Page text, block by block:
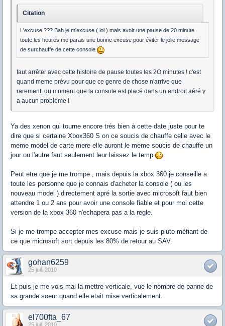
Citation
L'excuse ??? Bah je m'excuse ( lol ) mais avoir une pause de 20 minute
toute les heures me parais une bonne excuse pour éviter le jolie message
de surchauffe de cette console
faut arrêter avec cette histoire de pause toutes les 2O minutes ! c'est
quand meme prévu pour que ce genre de chose n'arrive que
rarement. du moment que la console est placé dans un endroit aéré y
a aucun problème !
Ya des xenon qui tourne encore trés bien à cette date juste pour te
dire que si certaine Xbox360 S on ce soucis de chauffe celle avec le
meme model de carte mere elle auront le meme soucis de chauffe un
jour ou l'autre faut seulement leur laissez le temp
Peut etre que je me trompe , mais depuis la xbox 360 je conseille a
toute les personne que je connais d'acheter la console ( ou les
nouveau model ) directement apré la sortie avec microsoft faut bien
attendre 1 ou 2 ans pour avoir une console fiable et pour moi cette
version de la xbox 360 n'echapera pas a la regle.
Si je me trompe accepter mes excuse mais je suis pluto méfiant de
ce que microsoft sort depuis les 80% de retour au SAV.
gohan6259
25 juil. 2010
Et puis je me vois mal la mettre verticale, vue le nombre de panne de
sa grande soeur quand elle etait mise verticalement.
el700fta_67
25 juil. 2010